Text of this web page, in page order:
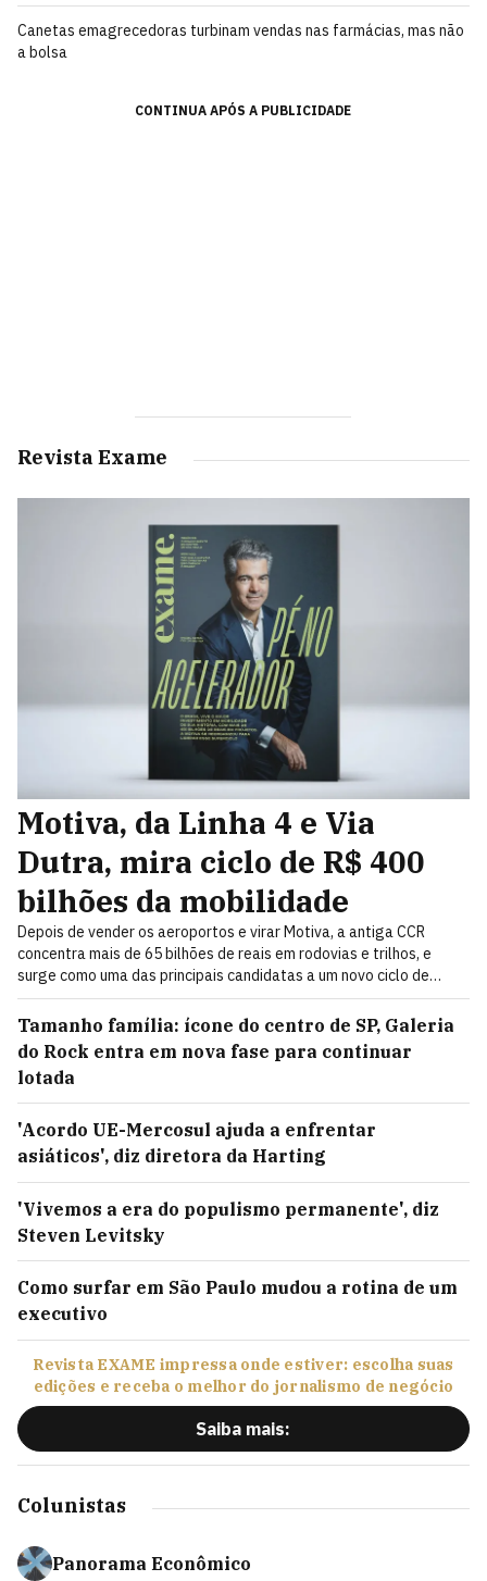
Canetas emagrecedoras turbinam vendas nas farmácias, mas não
a bolsa
CONTINUA APÓS A PUBLICIDADE
Revista Exame
Motiva, da Linha 4 e Via
Dutra, mira ciclo de R$ 400
bilhões da mobilidade
Depois de vender os aeroportos e virar Motiva, a antiga CCR
concentra mais de 65 bilhões de reais em rodovias e trilhos, e
surge como uma das principais candidatas a um novo ciclo de
mobilidade de 400 bilhões de reais
Tamanho família: ícone do centro de SP, Galeria
do Rock entra em nova fase para continuar
lotada
'Acordo UE-Mercosul ajuda a enfrentar
asiáticos', diz diretora da Harting
'Vivemos a era do populismo permanente', diz
Steven Levitsky
Como surfar em São Paulo mudou a rotina de um
executivo
Revista EXAME impressa onde estiver: escolha suas
edições e receba o melhor do jornalismo de negócio
Saiba mais:
Colunistas
Panorama Econômico